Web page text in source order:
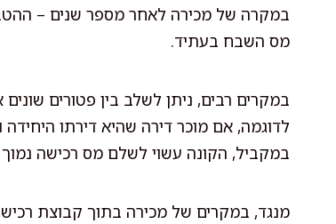
במקרה של מכירה לאחר מספר שנים –
מס השבח בעתיד.
במקרים רבים, ניתן לשלב בין פטורים
לדוגמה, אם מוכר דירה שהיא דירתו
במקביל, הקונה עשוי לשלם מס רכישה
מנגד, במקרים של מכירה בתוך קבוצת